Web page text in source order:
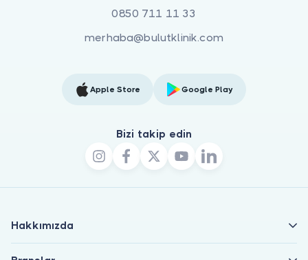
0850 711 11 33
merhaba@bulutklinik.com
Apple Store Google Play
Bizi takip edin
Hakkımızda